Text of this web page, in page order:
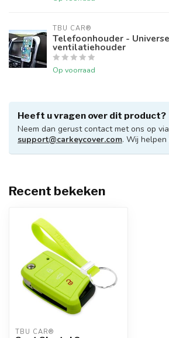
TBU CAR®
Telefoonhouder -
ventilatiehouder
Op voorraad
Heeft u vragen over dit product?
Neem dan gerust contact met ons op via
support@carkeycover.com. Wij
Recent bekeken
TBU CAR®